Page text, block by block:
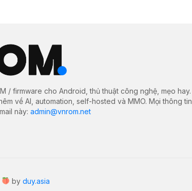
/ firmware cho Android, thủ thuật công nghệ, mẹo hay.
về AI, automation, self-hosted và MMO. Mọi thông tin
này: admin@vnrom.net
by duy.asia